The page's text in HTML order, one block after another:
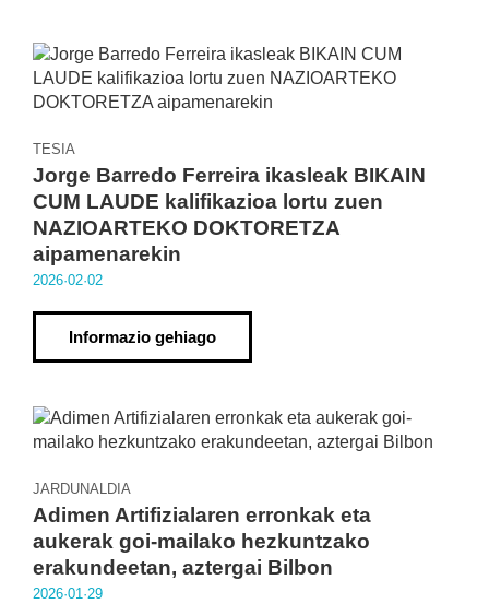
TESIA
Jorge Barredo Ferreira ikasleak BIKAIN
CUM LAUDE kalifikazioa lortu zuen
NAZIOARTEKO DOKTORETZA
aipamenarekin
2026·02·02
Informazio gehiago
JARDUNALDIA
Adimen Artifizialaren erronkak eta
aukerak goi-mailako hezkuntzako
erakundeetan, aztergai Bilbon
2026·01·29